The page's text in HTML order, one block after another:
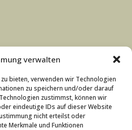
verwalten
bieten, verwenden wir Technologien
zu speichern und/oder darauf
zustimmst, können wir
eindeutige IDs auf dieser Website
nicht erteilst oder
Merkmale und Funktionen